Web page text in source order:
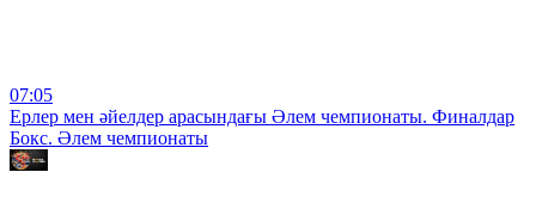
07:05
Ерлер мен әйелдер арасындағы Әлем чемпионаты. Финалдар
Бокс. Әлем чемпионаты